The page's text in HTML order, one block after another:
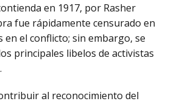
en 1917, por Rasher
fue rápidamente censurado en
en el conflicto; sin embargo, se
principales libelos de activistas
al reconocimiento del